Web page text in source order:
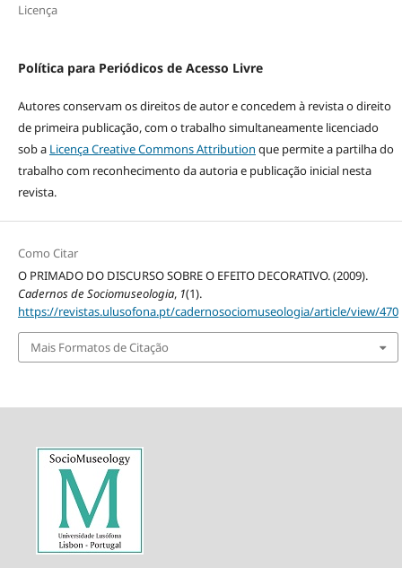
Licença
Política para Periódicos de Acesso Livre
Autores conservam os direitos de autor e concedem à revista o direito
de primeira publicação, com o trabalho simultaneamente licenciado
sob a Licença Creative Commons Attribution que permite a partilha do
trabalho com reconhecimento da autoria e publicação inicial nesta
revista.
Como Citar
O PRIMADO DO DISCURSO SOBRE O EFEITO DECORATIVO. (2009).
Cadernos de Sociomuseologia, 1(1).
https://revistas.ulusofona.pt/cadernosociomuseologia/article/view/470
Mais Formatos de Citação